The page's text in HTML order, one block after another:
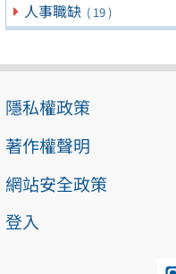
人事職缺 ( 19 )
隱私權政策
著作權聲明
網站安全政策
登入